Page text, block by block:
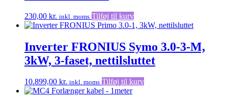
230,00 kr. inkl. moms Tilføj til kurv
Inverter FRONIUS Symo 3.0-3-M,
3kW, 3-faset, nettilsluttet
10.899,00 kr. inkl. moms Tilføj til kurv